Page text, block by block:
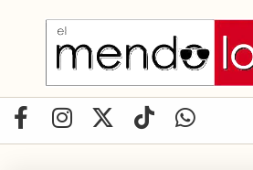
contenido
F
a
I
n
X
-
T
i
W
h